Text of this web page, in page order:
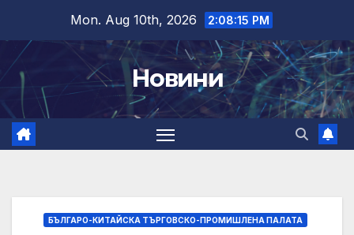
content
Mon. Aug 10th, 2026 2:08:16 PM
Новини
БЪЛГАРО-КИТАЙСКА ТЪРГОВСКО-ПРОМИШЛЕНА ПАЛАТА